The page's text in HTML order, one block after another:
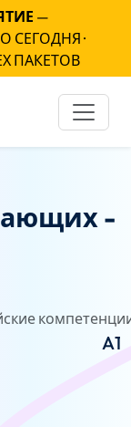
—
СЕГОДНЯ ·
ПАКЕТОВ
-
A1